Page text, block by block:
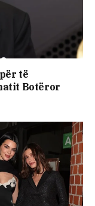
të
Botëror